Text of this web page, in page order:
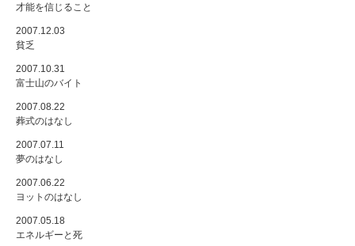
才能を信じること
2007.12.03
貧乏
2007.10.31
富士山のバイト
2007.08.22
葬式のはなし
2007.07.11
夢のはなし
2007.06.22
ヨットのはなし
2007.05.18
エネルギーと死